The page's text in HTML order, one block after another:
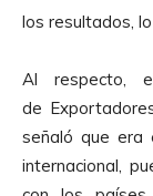
los resultados,
Al respecto,
de
señaló que era
internacional,